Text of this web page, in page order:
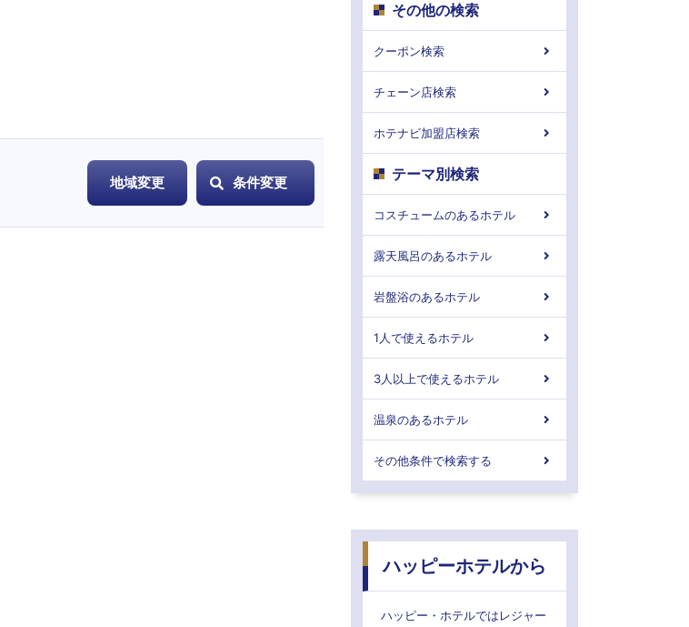
地域変更 条件変更
その他の検索
クーポン検索
チェーン店検索
ホテナビ加盟店検索
テーマ別検索
コスチュームのあるホテル
露天風呂のあるホテル
岩盤浴のあるホテル
1人で使えるホテル
3人以上で使えるホテル
温泉のあるホテル
その他条件で検索する
ハッピーホテルから
ハッピー・ホテルではレジャー